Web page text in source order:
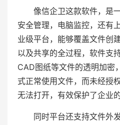
像信企卫这款软件，是
安全管理，电脑监控，还有
业级平台，能够覆盖文件创
以及共享的全过程，软件支
CAD图纸等文件的透明加密
式正常使用文件，而未经授
无法打开，有效保护了企业
同时平台还支持文件外